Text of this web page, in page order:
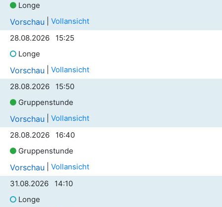
Longe
Vorschau
Vollansicht
28.08.2026 15:25
Longe
Vorschau
Vollansicht
28.08.2026 15:50
Gruppenstunde
Vorschau
Vollansicht
28.08.2026 16:40
Gruppenstunde
Vorschau
Vollansicht
31.08.2026 14:10
Longe